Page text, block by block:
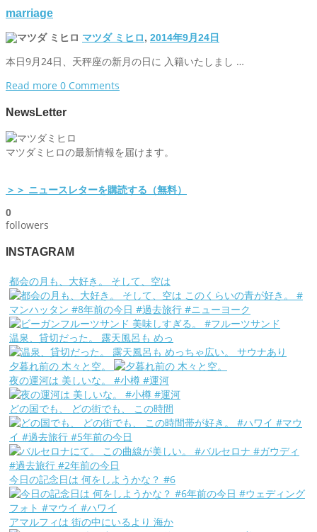
marriage
マツダ ミヒロ, 2014年9月24日
本日9月24日、天秤座の新月の日に 入籍いたしまし …
Read more 0 Comments
NewsLetter
マツダミヒロの最新情報を届けます。
＞＞ ニュースレターを購読する（無料）
0
followers
INSTAGRAM
都会の月も、大好き。 そして、空は
温泉、貸切だった。 露天風呂も めっ
夕暮れ前の 木々と空。
夜の運河は 美しいな。 #小樽 #運河
どの国でも、 どの街でも、 この時間
今日の記念日は 何をしようかな？ #6
アマルフィは 街の中にいるより 海か